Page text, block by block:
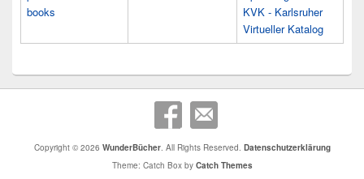
books
KVK - Karlsruher
Virtueller Katalog
Copyright © 2026 WunderBücher. All Rights Reserved. Datenschutzerklärung
Theme: Catch Box by Catch Themes